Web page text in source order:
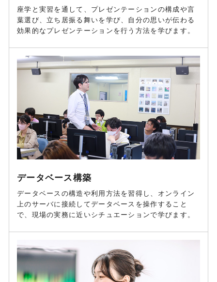
座学と実習を通して、プレゼンテーションの構成や言
葉選び、立ち居振る舞いを学び、自分の思いが伝わる
効果的なプレゼンテーションを行う方法を学びます。
データベース構築
データベースの構造や利用方法を習得し、オンライン
上のサーバに接続してデータベースを操作すること
で、現場の実務に近いシチュエーションで学びます。